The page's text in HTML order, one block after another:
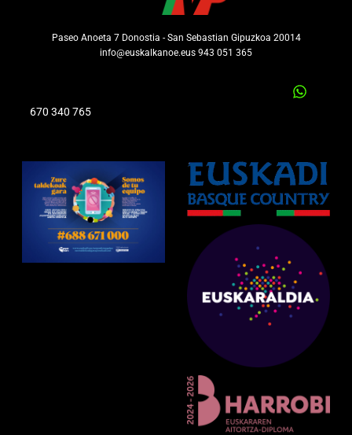
Paseo Anoeta 7 Donostia - San Sebastian Gipuzkoa 20014
info@euskalkanoe.eus 943 051 365
670 340 765